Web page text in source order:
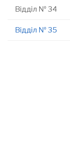
Відділ № 34
Відділ № 35